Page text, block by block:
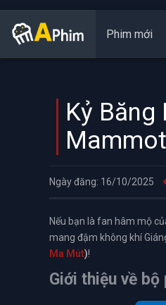
Phim mới
Kỷ Băng
Ngày đăng: 16/10/2025
Nếu bạn là fan hâm mộ
mang đậm không khí
Ma Mút)!
Giới thiệu về